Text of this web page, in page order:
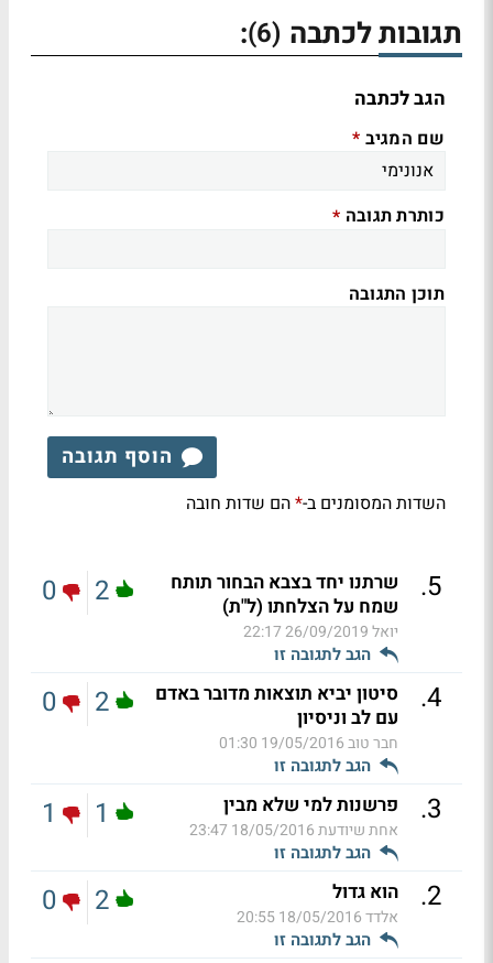
תגובות לכתבה (6)
:
הגב לכתבה
שם המגיב *
כותרת תגובה *
תוכן התגובה
הוסף תגובה
השדות המסומנים ב-*הם שדות חובה
5
.
שרתנו יחד בצבא הבחור תותח
שמח על הצלחתו (ל"ת)
יואל26/09/2019 22:17
הגב לתגובה זו
2
0
4
.
סיטון יביא תוצאות מדובר באדם
עם לב וניסיון
חבר טוב19/05/2016 01:30
הגב לתגובה זו
2
0
3
. פרשנות למי שלא מבין
אחת שיודעת18/05/2016 23:47
הגב לתגובה זו
1
1
2
. הוא גדול
אלדד18/05/2016 20:55
הגב לתגובה זו
2
0